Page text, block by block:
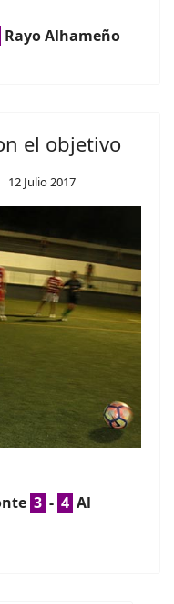
Rayo Alhameño
el objetivo
12 Julio 2017
3 - 4 Al